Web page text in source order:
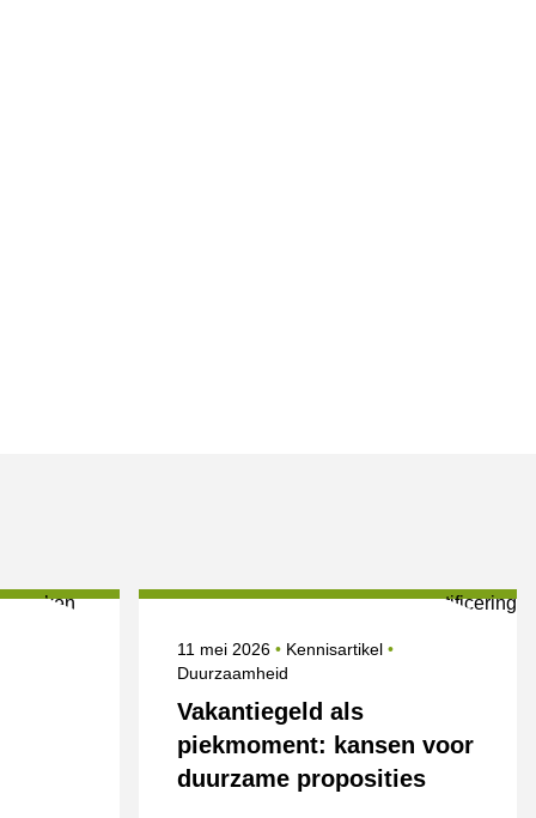
Vakantiegeld als
piekmoment: kansen voor
duurzame proposities
Gepubliceerd op
11 mei 2026 Kennisartikel Onderwerpen
Duurzaamheid